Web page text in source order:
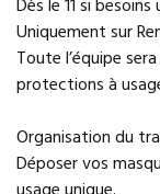
Dès le 11 si
Uniquement sur
Toute l’équipe
protections à
Organisation du
Déposer vos